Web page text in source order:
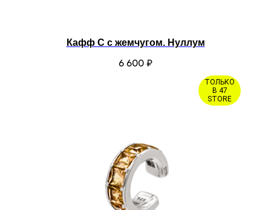
Кафф C с жемчугом. Нуллум
6 600₽
ТОЛЬКО
В 47
STORE